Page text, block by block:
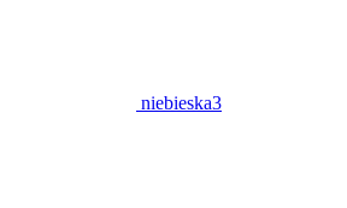
niebieska3